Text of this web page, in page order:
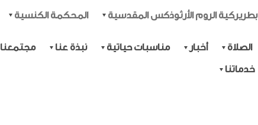
بطريركية الروم الأرثوذكس المقدسية المحكمة الكنسية
الصلاة أخبار مناسبات حياتية نبذة عنا مجتمعنا
خدماتنا